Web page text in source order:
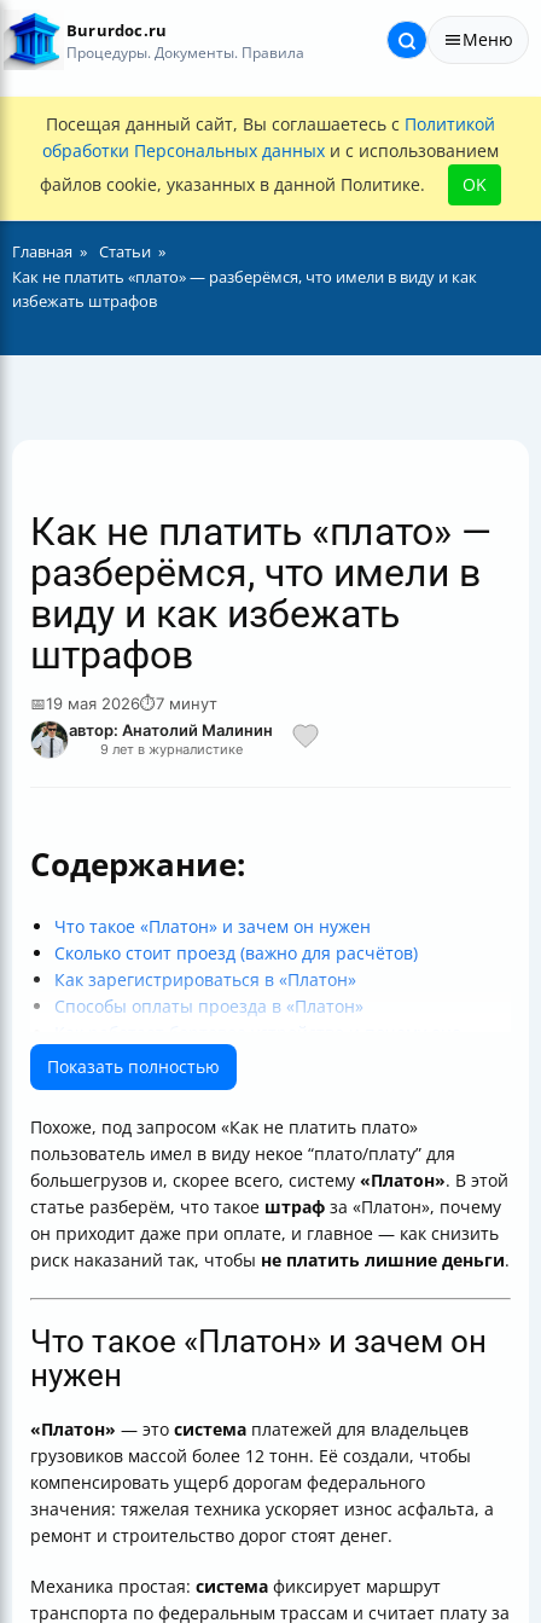
Bururdoc.ru
Процедуры. Документы. Правила
Меню
Посещая данный сайт, Вы соглашаетесь с Политикой
обработки Персональных данных и с использованием
файлов cookie, указанных в данной Политике.
OK
Главная
Статьи
Как не платить «плато» — разберёмся, что имели в виду и как
избежать штрафов
Как не платить «плато» —
разберёмся, что имели в
виду и как избежать
штрафов
📅19 мая 2026⏱7 минут
автор: Анатолий Малинин
9 лет в журналистике
Содержание:
Что такое «Платон» и зачем он нужен
Сколько стоит проезд (важно для расчётов)
Как зарегистрироваться в «Платон»
Способы оплаты проезда в «Платон»
“ломается” для штрафов
Что такое маршрутная карта и как её оформить
В каких случаях штраф приходит даже при
“исправной оплате”
Несколько практичных правил, чтобы не платить
штрафы за «Платон»
Как отслеживать штрафы в транспортной
организации и не пропускать письма
Где и как проверять наличие штрафов
Что делать, если штраф всё-таки пришёл:
обжалование
Как оплатить штраф, если его уже выставили
Итог: как сделать так, чтобы штраф за «Платон» не
прилетал
Показать полностью
Похоже, под запросом «Как не платить плато»
пользователь имел в виду некое “плато/плату” для
большегрузов и, скорее всего, систему «Платон». В этой
статье разберём, что такое штраф за «Платон», почему
он приходит даже при оплате, и главное — как снизить
риск наказаний так, чтобы не платить лишние деньги.
Что такое «Платон» и зачем он
нужен
«Платон» — это система платежей для владельцев
грузовиков массой более 12 тонн. Её создали, чтобы
компенсировать ущерб дорогам федерального
значения: тяжелая техника ускоряет износ асфальта, а
ремонт и строительство дорог стоят денег.
Механика простая: система фиксирует маршрут
транспорта по федеральным трассам и считает плату за